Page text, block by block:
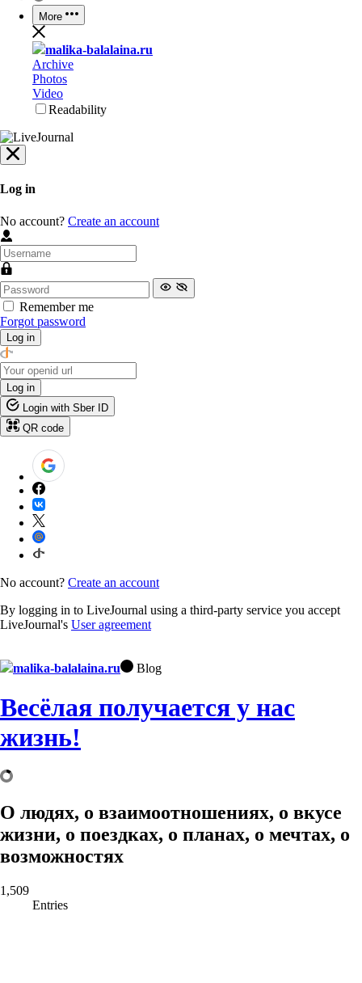
More
malika-balalaina.ru
Archive
Photos
Video
Readability
Log in
No account? Create an account
Remember me
Forgot password
Log in
Log in
Login with Sber ID
QR code
No account? Create an account
By logging in to LiveJournal using a third-party service you accept
LiveJournal's User agreement
malika-balalaina.ru Blog
Весёлая получается у нас
жизнь!
О людях, о взаимоотношениях, о вкусе
жизни, о поездках, о планах, о мечтах, о
возможностях
1,509
Entries